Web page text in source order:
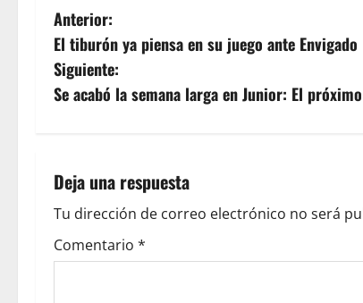
Anterior:
El tiburón ya piensa en su juego ante Envigado
Siguiente:
Se acabó la semana larga en Junior: El
Deja una respuesta
Tu dirección de correo electrónico no será
Comentario *